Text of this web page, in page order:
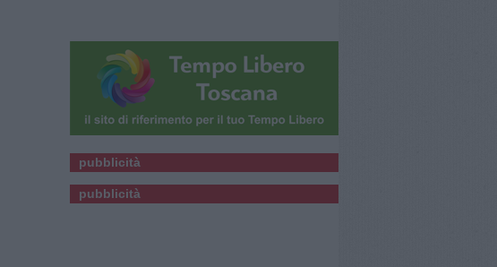
pubblicità
pubblicità